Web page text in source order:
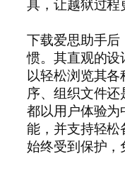
具，让越狱过程
下载爱思助手后
惯。其直观的
以轻松浏览其
序、组织文件
都以用户体验
能，并支持轻
始终受到保护，